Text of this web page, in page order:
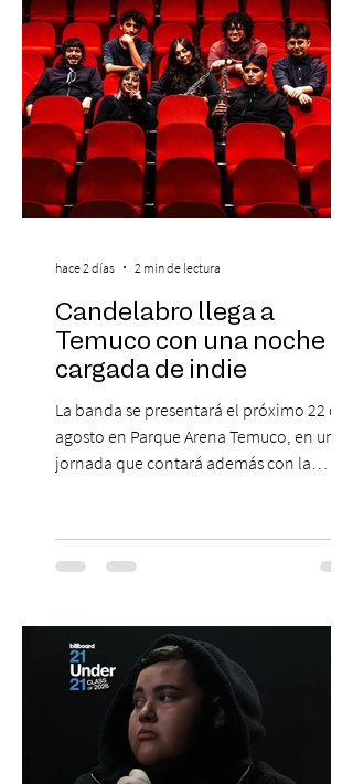
personas que se pre inscribieron y el miérc
Candelabro llega a
Temuco con una noche
cargada de indie
La banda se presentará el próximo 22 de
agosto en Parque Arena Temuco, en una
jornada que contará además con la
agosto, el Parque Arena Temuco será
escenario de una noche dedicada al indie
banda que llegará a la capital de La
Araucanía para ofrecer un show cargado
de energía, guitarras y canciones que han
marcado su breve pero exitosa trayectoria.
hace 2 días 2 min de lectura